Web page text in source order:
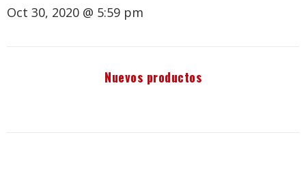
Oct 30, 2020 @ 5:59 pm
Nuevos productos